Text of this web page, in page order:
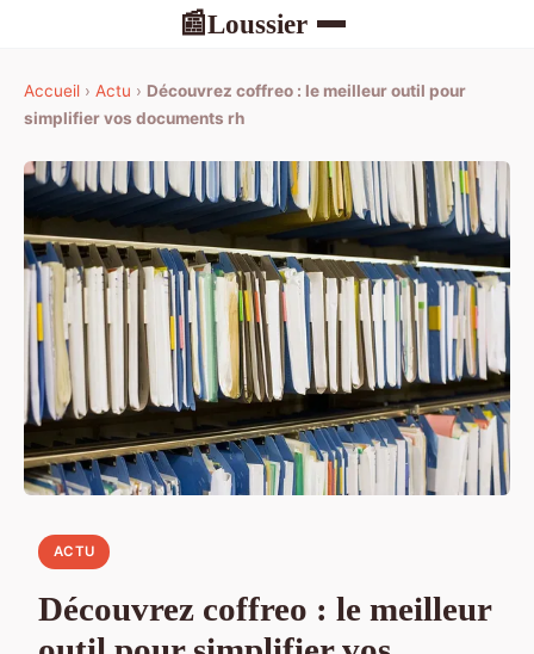
📰Loussier
Accueil › Actu › Découvrez coffreo : le meilleur outil pour
simplifier vos documents rh
ACTU
Découvrez coffreo : le meilleur